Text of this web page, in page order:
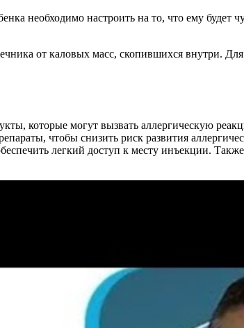
необходимо настроить на то, что ему будет
от каловых масс, скопившихся внутри.
которые могут вызвать аллергическую
чтобы снизить риск развития
легкий доступ к месту инъекции.